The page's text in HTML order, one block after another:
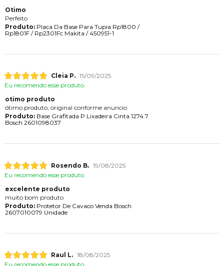
Otimo
Perfeito
Produto:Placa Da Base Para Tupia Rp1800 /
Rp1801F / Rp2301Fc Makita / 450951-1
Cleia P. 15/09/2025
Eu recomendo esse produto.
otimo produto
ótimo produto, original conforme anuncio
Produto:Base Grafitada P Lixadeira Cinta 1274.7
Bosch 2601098037
Rosendo B. 19/08/2025
Eu recomendo esse produto.
excelente produto
muito bom produto
Produto:Protetor De Cavaco Venda Bosch
2607010079 Unidade
Raul L. 18/08/2025
Eu recomendo esse produto.